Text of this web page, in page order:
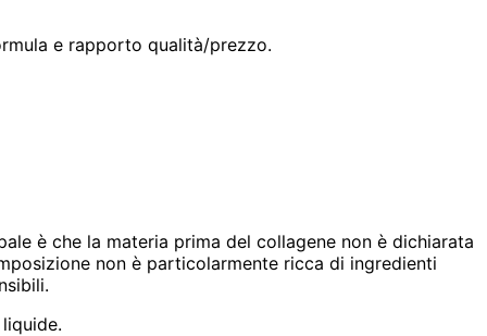
e rapporto qualità/prezzo.
è che la materia prima del collagene non è dichiarata
non è particolarmente ricca di ingredienti